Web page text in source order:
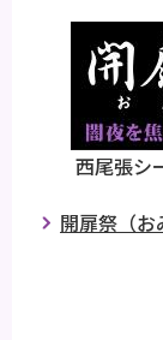
西尾張シ
開扉祭（